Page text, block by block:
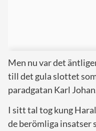
Men nu var det
till det gula slottet
paradgatan Karl
I sitt tal tog kung
de berömliga insatser